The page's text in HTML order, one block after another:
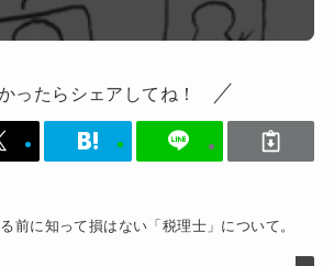
ったらシェアしてね！
前に知って損はない「税理士」について。